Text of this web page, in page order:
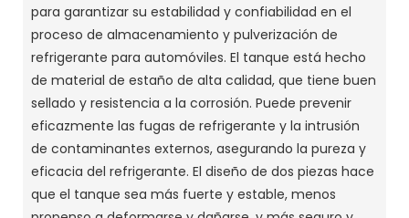
para garantizar su estabilidad y confiabilidad en el
proceso de almacenamiento y pulverización de
refrigerante para automóviles. El tanque está hecho
de material de estaño de alta calidad, que tiene buen
sellado y resistencia a la corrosión. Puede prevenir
eficazmente las fugas de refrigerante y la intrusión
de contaminantes externos, asegurando la pureza y
eficacia del refrigerante. El diseño de dos piezas hace
que el tanque sea más fuerte y estable, menos